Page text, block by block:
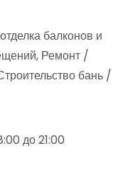
балконов и
Ремонт /
бань /
до 21:00